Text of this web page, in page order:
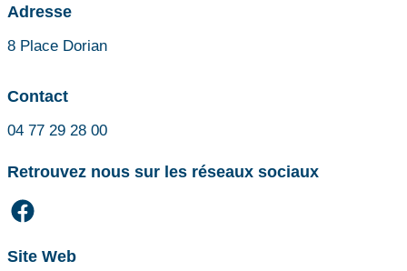
Adresse
8 Place Dorian
Contact
04 77 29 28 00
Retrouvez nous sur les réseaux sociaux
Site Web